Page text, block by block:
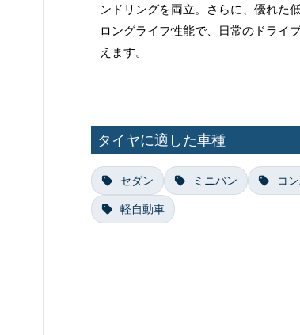
ンドリングを両立。さらに、優れた
ロングライフ性能で、日常のドライ
えます。
タイヤに適した車種
セダン ミニバン コ
軽自動車